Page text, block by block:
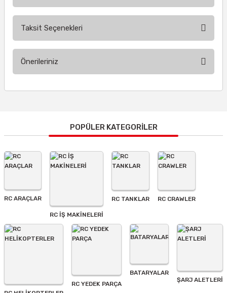
Taksit Seçenekleri
Önerileriniz
Görüş ve önerileriniz için teşekkür ederiz.
Ürün resmi kalitesiz, bozuk veya görüntülenemiyor.
Ürün açıklamasında eksik bilgiler bulunuyor.
Ürün fiyatı diğer sitelerden daha pahalı.
Bu ürüne benzer farklı alternatifler olmalı.
Gönder
POPÜLER KATEGORİLER
RC ARAÇLAR
RC İŞ MAKİNELERİ
RC TANKLAR RC CRAWLER
RC YEDEK PARÇA
BATARYALAR
ŞARJ ALETLERI